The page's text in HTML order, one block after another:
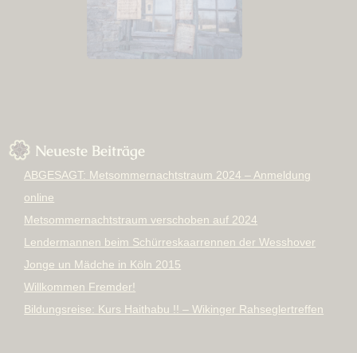
Neueste Beiträge
ABGESAGT: Metsommernachtstraum 2024 – Anmeldung
online
Metsommernachtstraum verschoben auf 2024
Lendermannen beim Schürreskaarrennen der Wesshover
Jonge un Mädche in Köln 2015
Willkommen Fremder!
Bildungsreise: Kurs Haithabu !! – Wikinger Rahseglertreffen